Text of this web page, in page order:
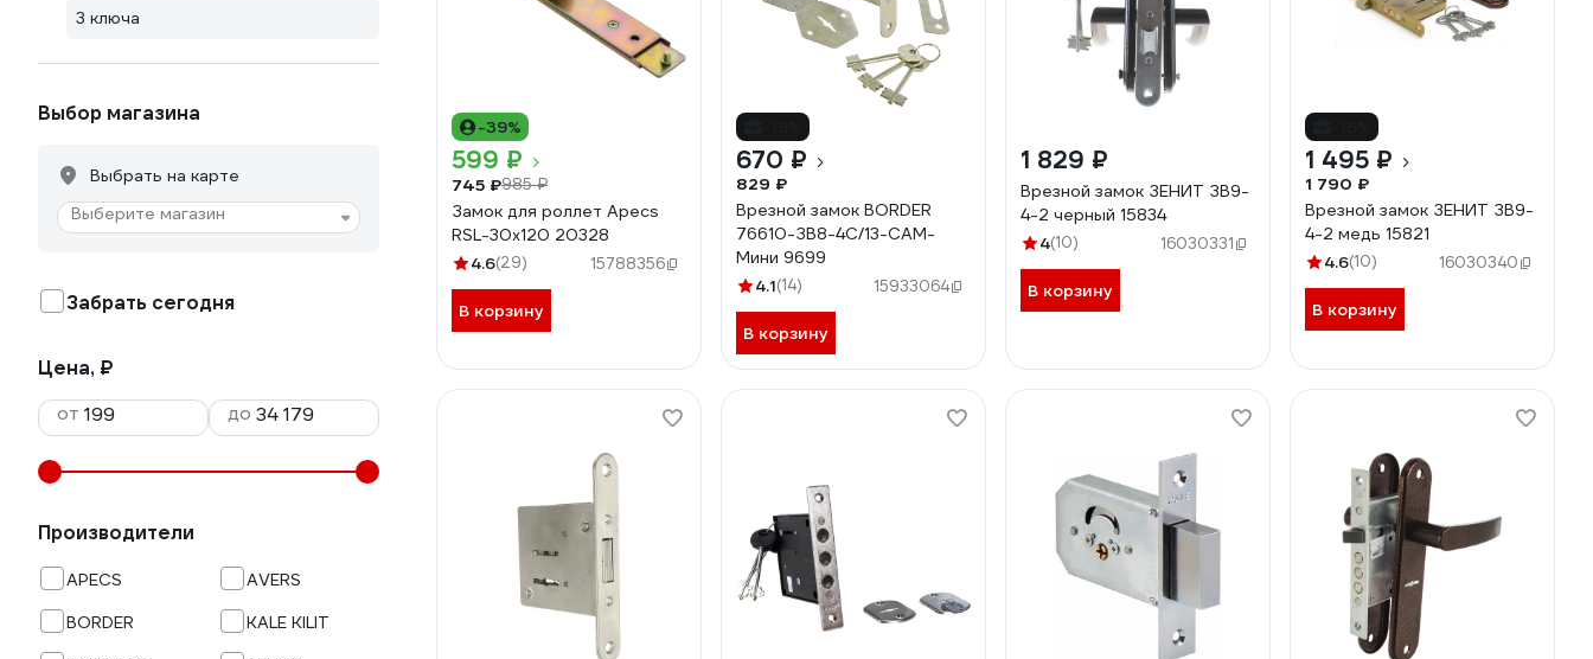
3 ключа
Выбор магазина
Выбрать на карте
Выберите магазин
Забрать сегодня
Цена, ₽
от
до
Производители
APECS
AVERS
BORDER
KALE KILIT
-39%
599 ₽
745 ₽985 ₽
Замок для роллет Apecs
RSL-30x120 20328
4.6(29) 15788356
В корзину
670 ₽
829 ₽
Врезной замок BORDER
76610-ЗВ8-4С/13-САМ-
Мини 9699
4.1(14) 15933064
В корзину
1 829 ₽
Врезной замок ЗЕНИТ ЗВ9-
4-2 черный 15834
4(10) 16030331
В корзину
1 495 ₽
1 790 ₽
Врезной замок ЗЕНИТ ЗВ9-
4-2 медь 15821
4.6(10) 16030340
В корзину